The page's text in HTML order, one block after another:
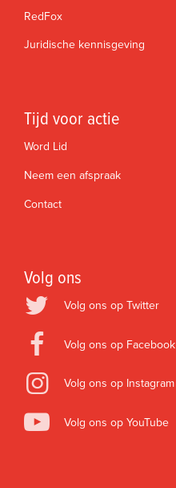
RedFox
Juridische kennisgeving
Tijd voor actie
Word Lid
Neem een afspraak
Contact
Volg ons
Volg ons op Twitter
Volg ons op Facebook
Volg ons op Instagram
Volg ons op YouTube